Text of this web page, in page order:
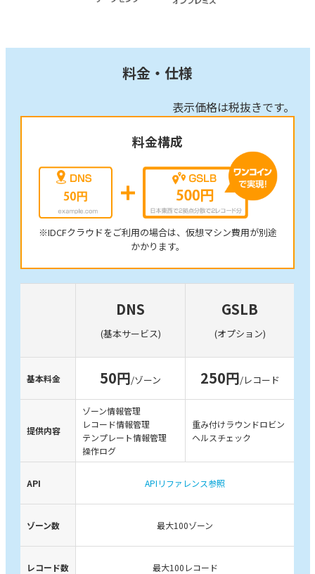
料金・仕様
表示価格は税抜きです。
料金構成
※IDCFクラウドをご利用の場合は、仮想マシン費用が別途
かかります。
DNS
(基本サービス)
GSLB
(オプション)
基本料金 50円/ゾーン 250円/レコード
提供内容
ゾーン情報管理
レコード情報管理
テンプレート情報管理
操作ログ
重み付けラウンドロビン
ヘルスチェック
API APIリファレンス参照
ゾーン数 最大100ゾーン
レコード数 最大100レコード